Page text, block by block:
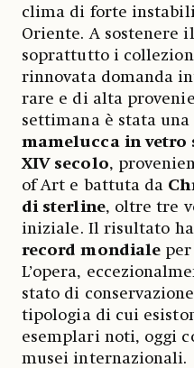
clima di forte
Oriente. A sostenere
soprattutto i
rinnovata domanda
rare e di alta
settimana è stata
mamelucca in
XIV secolo,
of Art e battuta da
di sterline, oltre tre
iniziale. Il risultato
record mondiale
L’opera,
stato di
tipologia di cui
esemplari noti, oggi
musei internazionali.